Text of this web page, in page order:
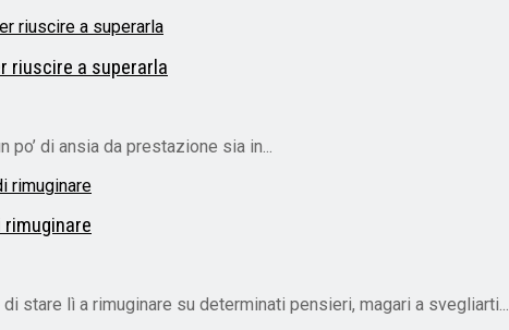
riuscire a superarla
di ansia da prestazione sia in...
rimuginare
stare lì a rimuginare su determinati pensieri, magari a svegliarti...